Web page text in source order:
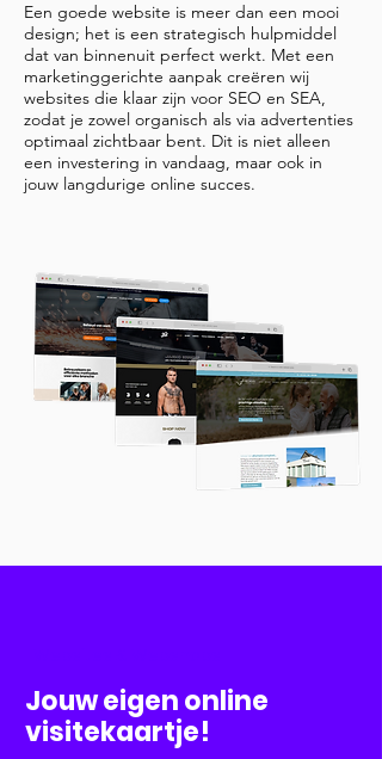
Een goede website is meer dan een mooi
design; het is een strategisch hulpmiddel
dat van binnenuit perfect werkt. Met een
marketinggerichte aanpak creëren wij
websites die klaar zijn voor SEO en SEA,
zodat je zowel organisch als via advertenties
optimaal zichtbaar bent. Dit is niet alleen
een investering in vandaag, maar ook in
jouw langdurige online succes.
Jouw eigen online
visitekaartje!